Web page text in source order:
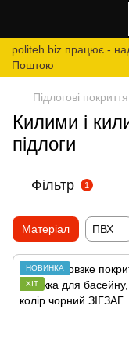
politeh.biz працює -
Поштою
Підлогові покриття
Килими і
підлоги
Фільтр 1
Матеріал ПВХ
НОВИНКА
ХІТ